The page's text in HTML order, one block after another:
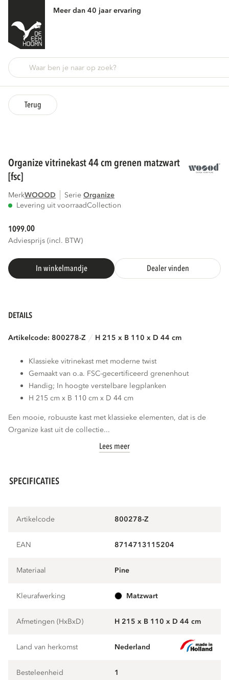
Meer dan 40 jaar ervaring
Terug
organize vitrinekast 44 cm grenen matzwart
[fsc]
MerkWOOOD Serie
organize
Levering uit voorraadCollection
1099.00
Adviesprijs (incl. BTW)
In winkelmandje Dealer vinden
DETAILS
Artikelcode: 800278-Z H 215 x B 110 x D 44 cm
Klassieke vitrinekast met moderne twist
Gemaakt van o.a. FSC-gecertificeerd grenenhout
Handig; In hoogte verstelbare legplanken
H 215 cm x B 110 cm x D 44 cm
Een mooie, robuuste kast met klassieke elementen, dat is de
Organize kast uit de collectie...
Lees meer
SPECIFICATIES
Artikelcode 800278-Z
EAN 8714713115204
Materiaal pine
Kleurafwerking matzwart
Afmetingen (HxBxD) H 215 x B 110 x D 44 cm
Land van herkomst Nederland
Besteleenheid 1